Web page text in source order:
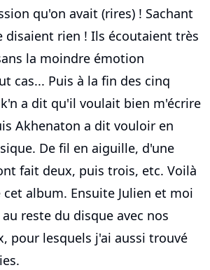
qu'on avait (rires) ! Sachant
disaient rien ! Ils écoutaient très
la moindre émotion
cas... Puis à la fin des cinq
a dit qu'il voulait bien m'écrire
Akhenaton a dit vouloir en
De fil en aiguille, d'une
fait deux, puis trois, etc. Voilà
album. Ensuite Julien et moi
reste du disque avec nos
pour lesquels j'ai aussi trouvé